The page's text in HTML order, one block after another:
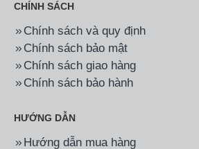
CHÍNH SÁCH
Chính sách và quy định
Chính sách bảo mật
Chính sách giao hàng
Chính sách bảo hành
HƯỚNG DẪN
Hướng dẫn mua hàng